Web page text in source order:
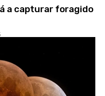
a capturar foragido